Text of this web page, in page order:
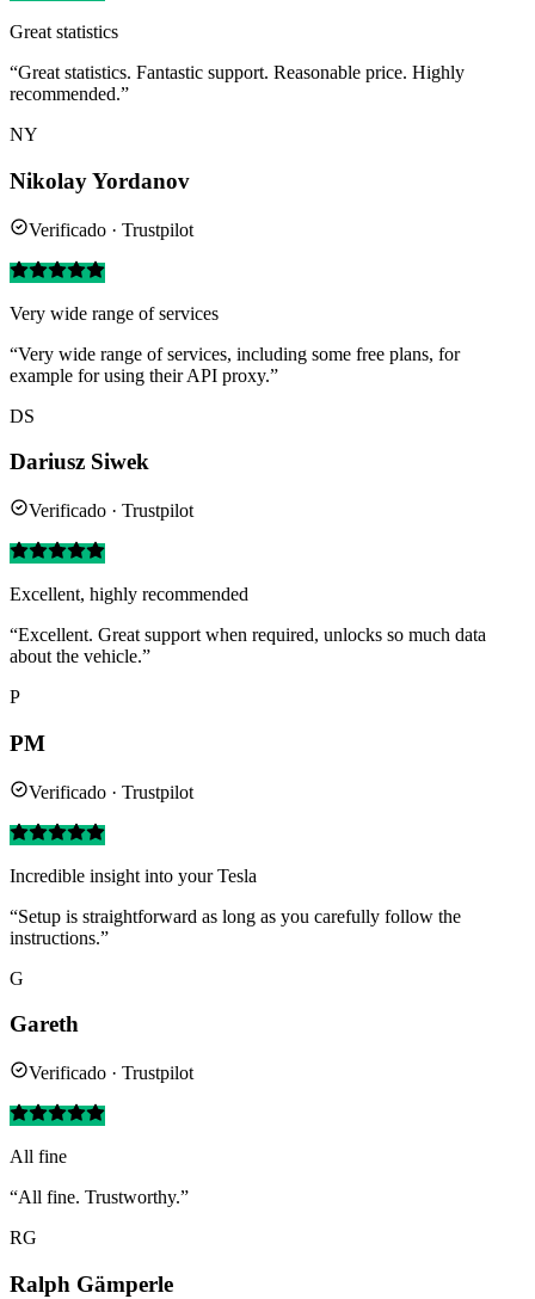
Great statistics
“Great statistics. Fantastic support. Reasonable price. Highly
recommended.”
NY
Nikolay Yordanov
Verificado · Trustpilot
Very wide range of services
“Very wide range of services, including some free plans, for
example for using their API proxy.”
DS
Dariusz Siwek
Verificado · Trustpilot
Excellent, highly recommended
“Excellent. Great support when required, unlocks so much data
about the vehicle.”
P
PM
Verificado · Trustpilot
Incredible insight into your Tesla
“Setup is straightforward as long as you carefully follow the
instructions.”
G
Gareth
Verificado · Trustpilot
All fine
“All fine. Trustworthy.”
RG
Ralph Gämperle